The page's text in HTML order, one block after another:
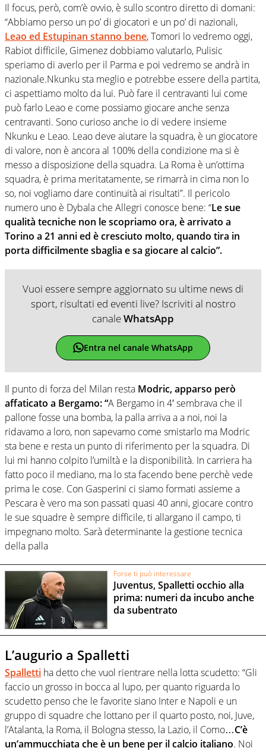
Il focus, però, com’è ovvio, è sullo scontro diretto di domani:
“Abbiamo perso un po’ di giocatori e un po’ di nazionali,
Leao ed Estupinan stanno bene, Tomori lo vedremo oggi,
Rabiot difficile, Gimenez dobbiamo valutarlo, Pulisic
speriamo di averlo per il Parma e poi vedremo se andrà in
nazionale.Nkunku sta meglio e potrebbe essere della partita,
ci aspettiamo molto da lui. Può fare il centravanti lui come
può farlo Leao e come possiamo giocare anche senza
centravanti. Sono curioso anche io di vedere insieme
Nkunku e Leao. Leao deve aiutare la squadra, è un giocatore
di valore, non è ancora al 100% della condizione ma si è
messo a disposizione della squadra. La Roma è un’ottima
squadra, è prima meritatamente, se rimarrà in cima non lo
so, noi vogliamo dare continuità ai risultati”. Il pericolo
numero uno è Dybala che Allegri conosce bene: “Le sue
qualità tecniche non le scopriamo ora, è arrivato a
Torino a 21 anni ed è cresciuto molto, quando tira in
porta difficilmente sbaglia e sa giocare al calcio”.
Vuoi essere sempre aggiornato su ultime news di
sport, risultati ed eventi live? Iscriviti al nostro
canaleWhatsApp
Entra nel canale WhatsApp
Il punto di forza del Milan resta Modric, apparso però
affaticato a Bergamo: “A Bergamo in 4′ sembrava che il
pallone fosse una bomba, la palla arriva a a noi, noi la
ridavamo a loro, non sapevamo come smistarlo ma Modric
sta bene e resta un punto di riferimento per la squadra. Di
lui mi hanno colpito l’umiltà e la disponibilità. In carriera ha
fatto poco il mediano, ma lo sta facendo bene perchè vede
prima le cose. Con Gasperini ci siamo formati assieme a
Pescara è vero ma son passati quasi 40 anni, giocare contro
le sue squadre è sempre difficile, ti allargano il campo, ti
impegnano molto. Sarà determinante la gestione tecnica
della palla
Forse ti può interessare
Juventus, Spalletti occhio alla
prima: numeri da incubo anche
da subentrato
L’augurio a Spalletti
Spalletti ha detto che vuol rientrare nella lotta scudetto: “Gli
faccio un grosso in bocca al lupo, per quanto riguarda lo
scudetto penso che le favorite siano Inter e Napoli e un
gruppo di squadre che lottano per il quarto posto, noi, Juve,
l’Atalanta, la Roma, il Bologna stesso, la Lazio, il Como…C’è
un’ammucchiata che è un bene per il calcio italiano. Noi